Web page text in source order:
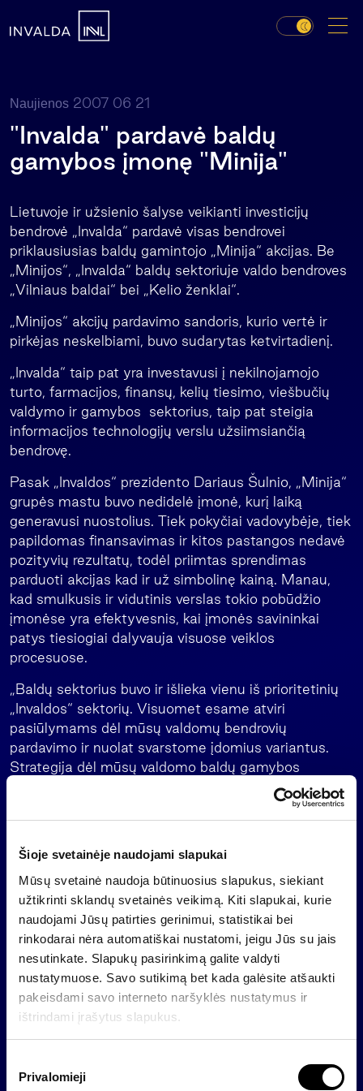
Šioje svetainėje naudojami slapukai
Mūsų svetainė naudoja būtinuosius slapukus, siekiant
užtikrinti sklandų svetainės veikimą. Kiti slapukai, kurie
naudojami Jūsų patirties gerinimui, statistikai bei
rinkodarai nėra automatiškai nustatomi, jeigu Jūs su jais
nesutinkate. Slapukų pasirinkimą galite valdyti
nustatymuose. Savo sutikimą bet kada galėsite atšaukti
pakeisdami savo interneto naršyklės nustatymus ir
ištrindami įrašytus slapukus.
Privalomieji
Naujienos 2007 06 21
"Invalda" pardavė baldų
gamybos įmonę "Minija"
Lietuvoje ir užsienio šalyse veikianti investicijų
bendrovė „Invalda“ pardavė visas bendrovei
priklausiusias baldų gamintojo „Minija“ akcijas. Be
„Minijos“, „Invalda“ baldų sektoriuje valdo bendroves
„Vilniaus baldai“ bei „Kelio ženklai“.
„Minijos“ akcijų pardavimo sandoris, kurio vertė ir
pirkėjas neskelbiami, buvo sudarytas ketvirtadienį.
„Invalda“ taip pat yra investavusi į nekilnojamojo
turto, farmacijos, finansų, kelių tiesimo, viešbučių
valdymo ir gamybos sektorius, taip pat steigia
informacijos technologijų verslu užsiimsiančią
bendrovę.
Pasak „Invaldos“ prezidento Dariaus Šulnio, „Minija“
grupės mastu buvo nedidelė įmonė, kurį laiką
generavusi nuostolius. Tiek pokyčiai vadovybėje, tiek
papildomas finansavimas ir kitos pastangos nedavė
pozityvių rezultatų, todėl priimtas sprendimas
parduoti akcijas kad ir už simbolinę kainą. Manau,
kad smulkusis ir vidutinis verslas tokio pobūdžio
įmonėse yra efektyvesnis, kai įmonės savininkai
patys tiesiogiai dalyvauja visuose veiklos
procesuose.
„Baldų sektorius buvo ir išlieka vienu iš prioritetinių
„Invaldos“ sektorių. Visuomet esame atviri
pasiūlymams dėl mūsų valdomų bendrovių
pardavimo ir nuolat svarstome įdomius variantus.
Strategija dėl mūsų valdomo baldų gamybos
sektoriaus efektyvumo ir konkurencingumo didinimo
„Medicinos banko investicijų valdymas“, pardavė
bendrovę „Apželdinimas“ bei konditerijos gamyklą
„Klaipėdos konditerija“, kurią nupirko Ukrainos
konditerijos korporacija „Roshen“.
Preliminariais duomenimis, investicijų bendrovei
„Invalda“ tenkanti šių metų pirmojo ketvirčio
neaudituoto konsoliduoto grynojo pelno dalis siekia
10 mln. litų. Visas „Invaldos“ įmonių grupės
preliminarus neaudituotas sausio-kovo mėnesių
grynasis pelnas sudaro 12,9 mln. litų. Bendras visos
„Invaldos“ grynasis šių metų pirmojo ketvirčio pelnas
siekia 14 mln. litų.